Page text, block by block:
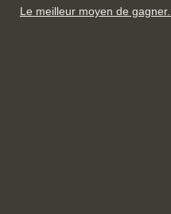
Le meilleur moyen de gagner...